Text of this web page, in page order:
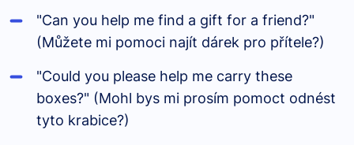
"Can you help me find a gift for a friend?"
(Můžete mi pomoci najít dárek pro přítele?)
"Could you please help me carry these
boxes?" (Mohl bys mi prosím pomoct odnést
tyto krabice?)